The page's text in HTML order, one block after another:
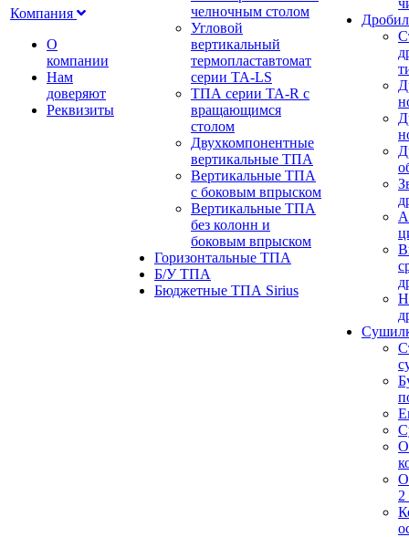
Компания
О
компании
Нам
доверяют
Реквизиты
челночным столом
Угловой
вертикальный
термопластавтомат
серии ТА-LS
ТПА серии ТА-R с
вращающимся
столом
Двухкомпонентные
вертикальные ТПА
Вертикальные ТПА
с боковым впрыском
Вертикальные ТПА
без колонн и
боковым впрыском
Горизонтальные ТПА
Б/У ТПА
Бюджетные ТПА Sirius
2